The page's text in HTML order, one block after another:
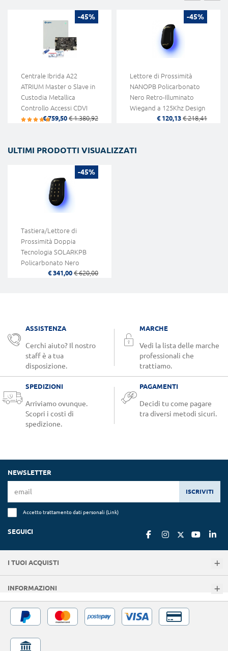
-45%
Centrale Ibrida A22
ATRIUM Master o Slave in
Custodia Metallica
Controllo Accessi CDVI
€ 759,50 € 1.380,92
-45%
Lettore di Prossimità
NANOPB Policarbonato
Nero Retro-Illuminato
Wiegand a 125Khz Design
Innovativo CDVI
€ 120,13 € 218,41
ULTIMI PRODOTTI VISUALIZZATI
-45%
Tastiera/Lettore di
Prossimità Doppia
Tecnologia SOLARKPB
Policarbonato Nero
Retro-Illuminato Wiegand
€ 341,00 € 620,00
ASSISTENZA
Cerchi aiuto? Il nostro
staff è a tua
disposizione.
MARCHE
Vedi la lista delle marche
professionali che
trattiamo.
SPEDIZIONI
Arriviamo ovunque.
Scopri i costi di
spedizione.
PAGAMENTI
Decidi tu come pagare
tra diversi metodi sicuri.
NEWSLETTER
ISCRIVITI
Accetto trattamento dati personali (Link)
SEGUICI
I TUOI ACQUISTI
INFORMAZIONI